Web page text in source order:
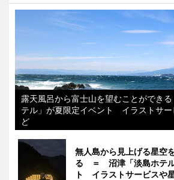
露天風呂から富士山を望むことがで
テル」が夏限定イベント イラストサー
ど
無人島から見上げる星空
る ＝ 沼津「淡島ホテ
ト イラストサービスや